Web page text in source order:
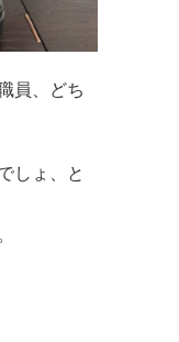
員、どち
しょ、と